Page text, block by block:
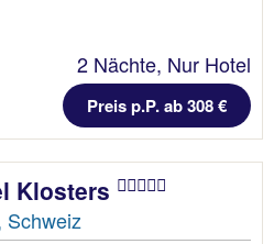
2 Nächte, Nur Hotel
Preis p.P. ab 308 €
Klosters
Schweiz